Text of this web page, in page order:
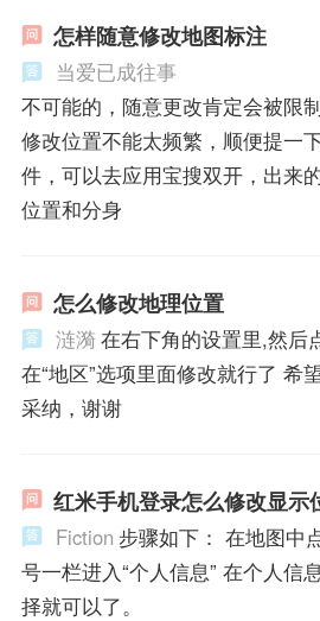
怎样随意修改地图标注
当爱已成往事
不可能的，随意更改肯定会被限
修改位置不能太频繁，顺便提一
件，可以去应用宝搜双开，出来
位置和分身
怎么修改地理位置
涟漪 在右下角的设置里,然后
在“地区”选项里面修改就行了 希
采纳，谢谢
红米手机登录怎么修改显示
Fiction 步骤如下： 在地图中
号一栏进入“个人信息” 在个人信
择就可以了。